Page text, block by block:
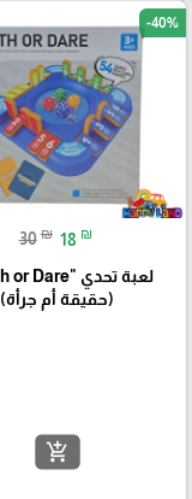
-40%
30 ₪ 18 ₪
(حقيقة أم جرأة)
add_shopping_cart